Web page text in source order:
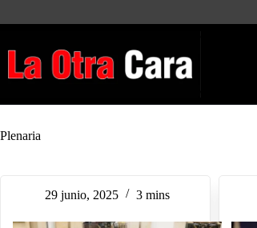
Plenaria
29 junio, 2025 3 mins